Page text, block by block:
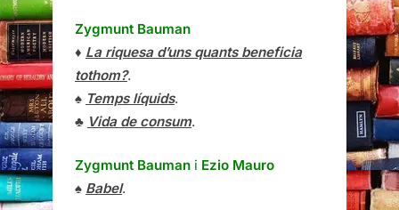
Zygmunt Bauman
♦ La riquesa d’uns quants beneficia
tothom?.
♠ Temps líquids.
♣ Vida de consum.
Zygmunt Bauman i Ezio Mauro
♠ Babel.